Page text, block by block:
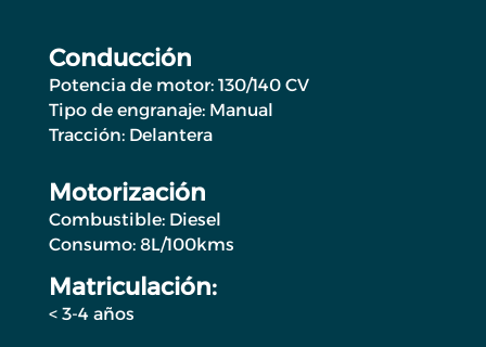
Conducción
Potencia de motor: 130/140 CV
Tipo de engranaje: Manual
Tracción: Delantera
Motorización
Combustible: Diesel
Consumo: 8L/100kms
Matriculación:
< 3-4 años